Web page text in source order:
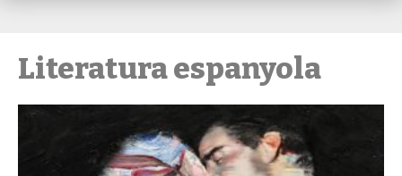
Literatura espanyola